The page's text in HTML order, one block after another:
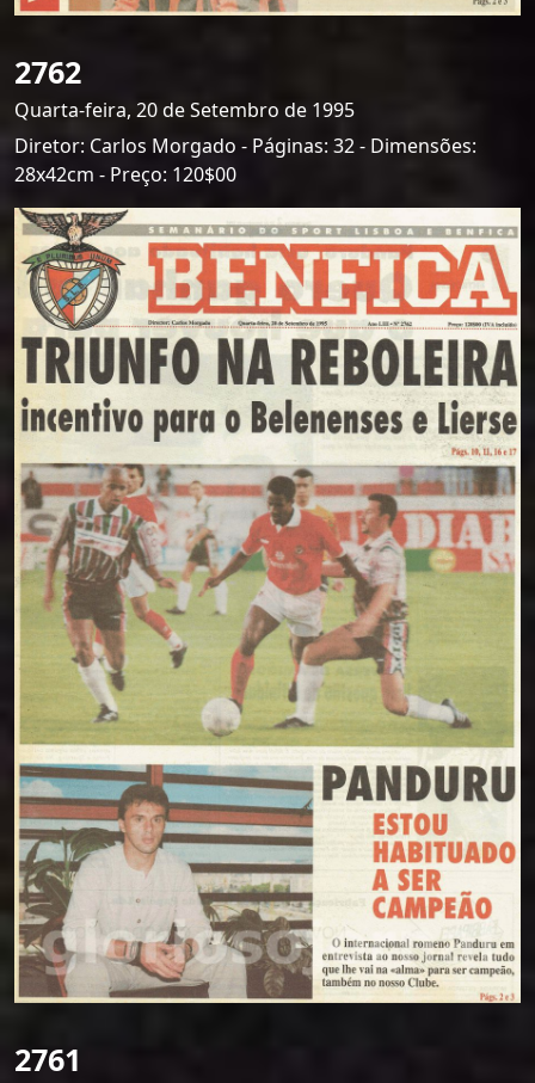
2762
Quarta-feira, 20 de Setembro de 1995
Diretor: Carlos Morgado - Páginas: 32 - Dimensões:
28x42cm - Preço: 120$00
2761